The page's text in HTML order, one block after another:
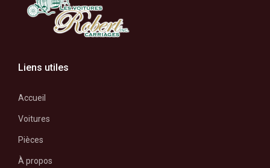
Liens utiles
Accueil
Voitures
Pièces
À propos